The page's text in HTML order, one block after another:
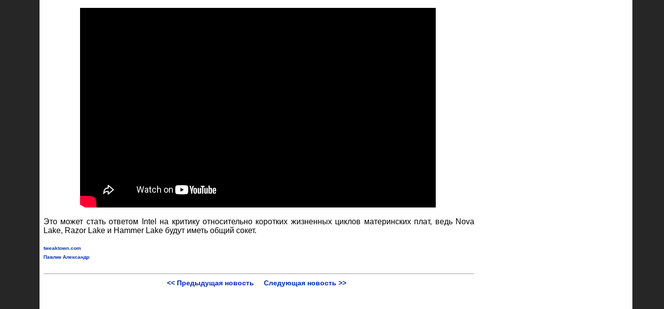
Это может стать ответом Intel на критику относительно коротких жизненных циклов материнских плат, ведь Nova
Lake, Razor Lake и Hammer Lake будут иметь общий сокет.
tweaktown.com
Павлик Александр
<< Предыдущая новость Следующая новость >>